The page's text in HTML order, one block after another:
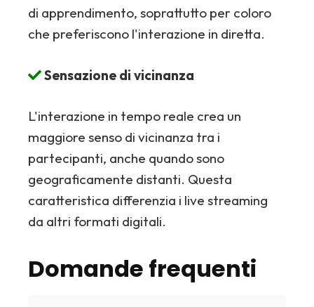
di apprendimento, soprattutto per coloro
che preferiscono l'interazione in diretta.
Sensazione di vicinanza
L'interazione in tempo reale crea un
maggiore senso di vicinanza tra i
partecipanti, anche quando sono
geograficamente distanti. Questa
caratteristica differenzia i live streaming
da altri formati digitali.
Domande frequenti